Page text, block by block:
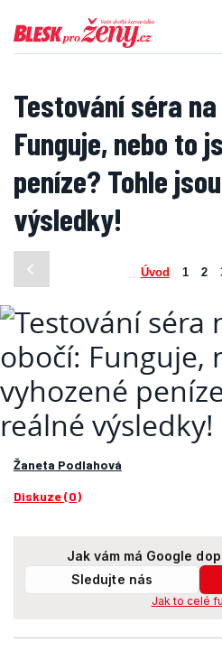
Testování séra
Funguje, nebo to
peníze? Tohle
výsledky!
Úvod 1 2
Žaneta Podlahová
Diskuze (0)
Jak vám má Google
Sledujte nás
Jak to celé